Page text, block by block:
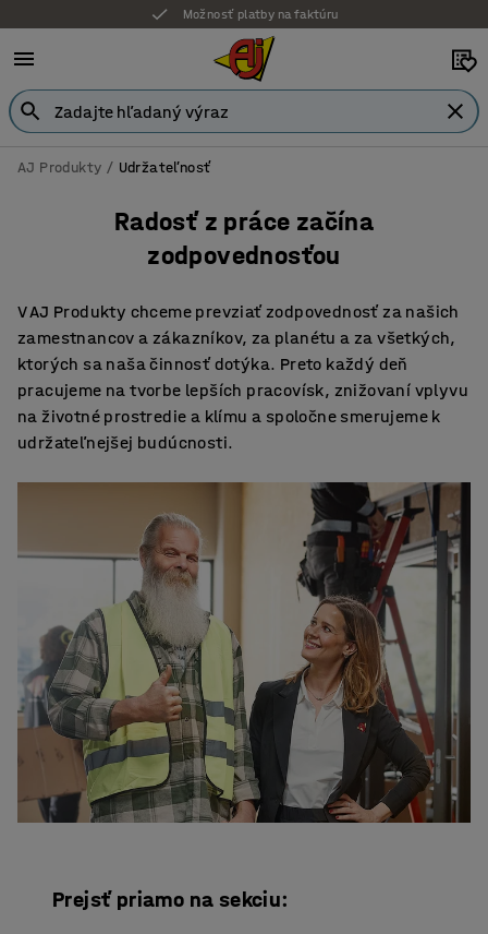
Možnosť platby na faktúru
AJ Produkty Udržateľnosť
Radosť z práce začína
zodpovednosťou
V AJ Produkty chceme prevziať zodpovednosť za našich
zamestnancov a zákazníkov, za planétu a za všetkých,
ktorých sa naša činnosť dotýka. Preto každý deň
pracujeme na tvorbe lepších pracovísk, znižovaní vplyvu
na životné prostredie a klímu a spoločne smerujeme k
udržateľnejšej budúcnosti.
Prejsť priamo na sekciu: